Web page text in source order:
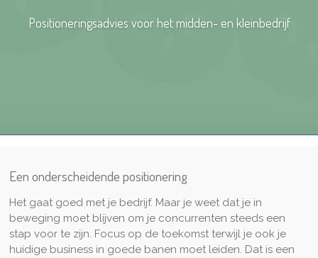
Positioneringsadvies voor het midden- en kleinbedrijf
Een onderscheidende positionering
Het gaat goed met je bedrijf. Maar je weet dat je in
beweging moet blijven om je concurrenten steeds een
stap voor te zijn. Focus op de toekomst terwijl je ook je
huidige business in goede banen moet leiden. Dat is een